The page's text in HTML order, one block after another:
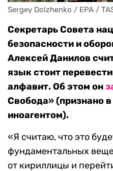
Sergey Dolzhenko / EPA /
Секретарь Совета
безопасности и
Алексей Данилов
язык стоит
алфавит. Об этом он
Свобода» (признано
иноагентом).
«Я считаю, что это
фундаментальных
от кириллицы и